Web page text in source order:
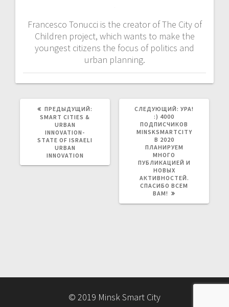
Francesco Tonucci is the creator of The City of
Children project, which wants to make the
youngest citizens the focus of politics and
urban planning.
ПРЕДЫДУЩИЙ: ПРЕДЫДУЩАЯ
SMART CITIES &
URBAN
INNOVATION-
STATE OF ISRAELI
URBAN
INNOVATION
СЛЕДУЮЩИЙ: СЛЕДУЮЩАЯ
УРА!
:) 4000
ПОДПИСЧИКОВ
MINSKSMARTCITY
В 2020
ПЛАНИРУЕМ
МНОГО
ПУБЛИКАЦИЕЙ И
НОВЫХ
АКТИВНОСТЕЙ.
СПАСИБО ВСЕМ
ВАМ!
© 2019 Minsk Smart City